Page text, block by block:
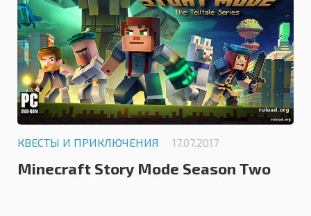
КВЕСТЫ И ПРИКЛЮЧЕНИЯ 17.07.2017
Minecraft Story Mode Season Two